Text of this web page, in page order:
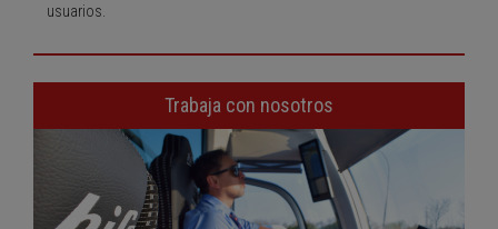
usuarios.
Trabaja con nosotros